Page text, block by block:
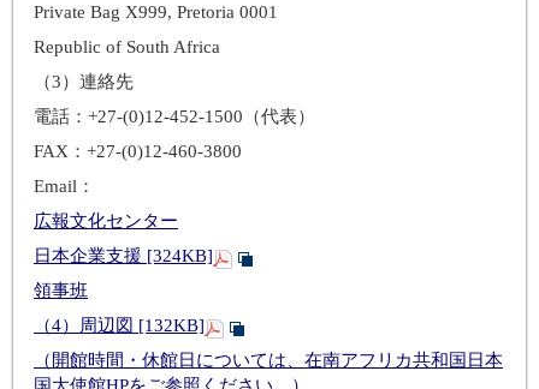
Private Bag X999, Pretoria 0001
Republic of South Africa
（3）連絡先
電話：+27-(0)12-452-1500（代表）
FAX：+27-(0)12-460-3800
Email：
広報文化センター
日本企業支援 [324KB]
領事班
（4）周辺図 [132KB]
（開館時間・休館日については、在南アフリカ共和国日本
国大使館HPをご参照ください。）